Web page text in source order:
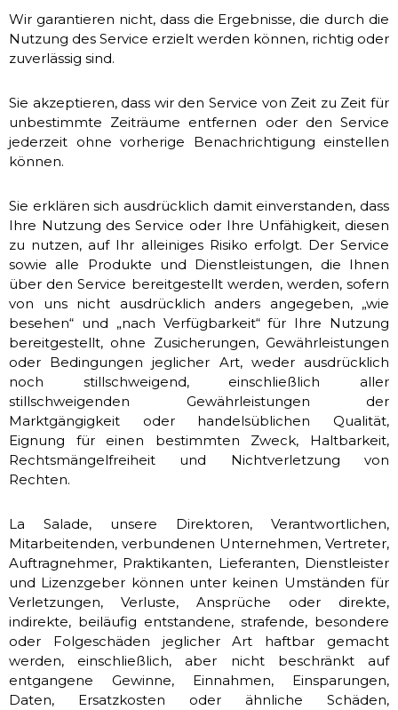
Wir garantieren nicht, dass die Ergebnisse, die durch die
Nutzung des Service erzielt werden können, richtig oder
zuverlässig sind.
Sie akzeptieren, dass wir den Service von Zeit zu Zeit für
unbestimmte Zeiträume entfernen oder den Service
jederzeit ohne vorherige Benachrichtigung einstellen
können.
Sie erklären sich ausdrücklich damit einverstanden, dass
Ihre Nutzung des Service oder Ihre Unfähigkeit, diesen
zu nutzen, auf Ihr alleiniges Risiko erfolgt. Der Service
sowie alle Produkte und Dienstleistungen, die Ihnen
über den Service bereitgestellt werden, werden, sofern
von uns nicht ausdrücklich anders angegeben, „wie
besehen“ und „nach Verfügbarkeit“ für Ihre Nutzung
bereitgestellt, ohne Zusicherungen, Gewährleistungen
oder Bedingungen jeglicher Art, weder ausdrücklich
noch stillschweigend, einschließlich aller
stillschweigenden Gewährleistungen der
Marktgängigkeit oder handelsüblichen Qualität,
Eignung für einen bestimmten Zweck, Haltbarkeit,
Rechtsmängelfreiheit und Nichtverletzung von
Rechten.
La Salade, unsere Direktoren, Verantwortlichen,
Mitarbeitenden, verbundenen Unternehmen, Vertreter,
Auftragnehmer, Praktikanten, Lieferanten, Dienstleister
und Lizenzgeber können unter keinen Umständen für
Verletzungen, Verluste, Ansprüche oder direkte,
indirekte, beiläufig entstandene, strafende, besondere
oder Folgeschäden jeglicher Art haftbar gemacht
werden, einschließlich, aber nicht beschränkt auf
entgangene Gewinne, Einnahmen, Einsparungen,
Daten, Ersatzkosten oder ähnliche Schäden,